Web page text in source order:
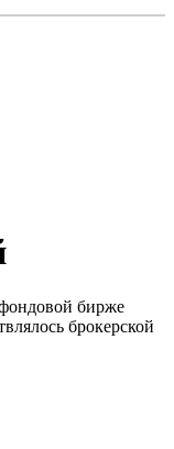
бирже
брокерской